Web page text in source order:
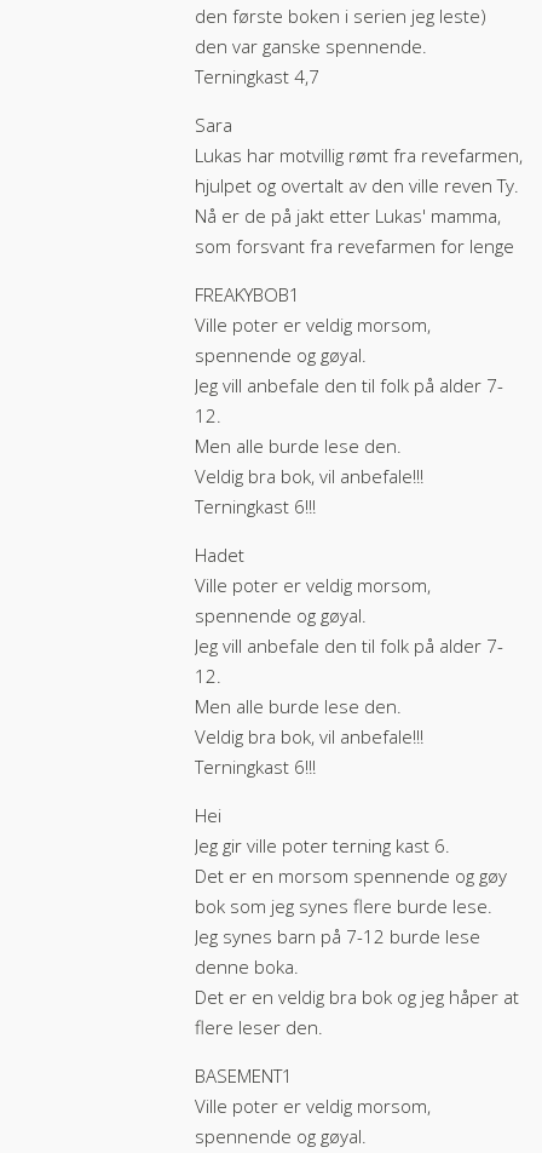
den første boken i serien jeg leste)
den var ganske spennende.
Terningkast 4,7
Sara
Lukas har motvillig rømt fra revefarmen,
hjulpet og overtalt av den ville reven Ty.
Nå er de på jakt etter Lukas' mamma,
som forsvant fra revefarmen for lenge
FREAKYBOB1
Ville poter er veldig morsom,
spennende og gøyal.
Jeg vill anbefale den til folk på alder 7-
12.
Men alle burde lese den.
Veldig bra bok, vil anbefale!!!
Terningkast 6!!!
Hadet
Ville poter er veldig morsom,
spennende og gøyal.
Jeg vill anbefale den til folk på alder 7-
12.
Men alle burde lese den.
Veldig bra bok, vil anbefale!!!
Terningkast 6!!!
Hei
Jeg gir ville poter terning kast 6.
Det er en morsom spennende og gøy
bok som jeg synes flere burde lese.
Jeg synes barn på 7-12 burde lese
denne boka.
Det er en veldig bra bok og jeg håper at
flere leser den.
BASEMENT1
Ville poter er veldig morsom,
spennende og gøyal.